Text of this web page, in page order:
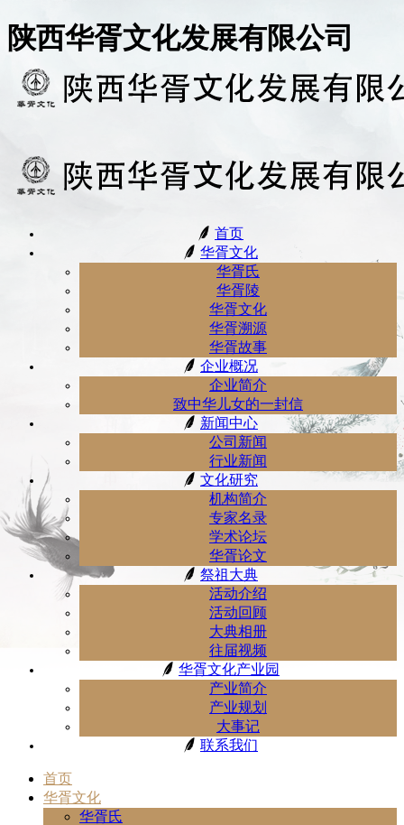
陕西华胥文化发展有限公司
首页
华胥文化
华胥氏
华胥陵
华胥文化
华胥溯源
华胥故事
企业概况
企业简介
致中华儿女的一封信
新闻中心
公司新闻
行业新闻
文化研究
机构简介
专家名录
学术论坛
华胥论文
祭祖大典
活动介绍
活动回顾
大典相册
往届视频
华胥文化产业园
产业简介
产业规划
大事记
联系我们
首页
华胥文化
华胥氏